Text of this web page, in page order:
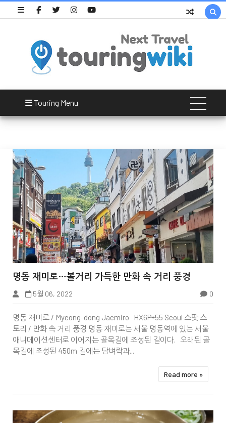

Touring Menu


재미로
명동 재미로…볼거리 가득한 만화 속 거리 풍경
5월 06, 2022 0
명동 재미로 / Myeong-dong Jaemiro HX6P+55 Seoul 스팟 스
토리 / 만화 속 거리 풍경 명동 재미로는 서울 명동역에 있는 서울
애니메이션센터로 이어지는 골목길에 조성된 길이다. 오래된 골
목길에 조성된 450m 길에는 담벼락과...
Read more »
하동관